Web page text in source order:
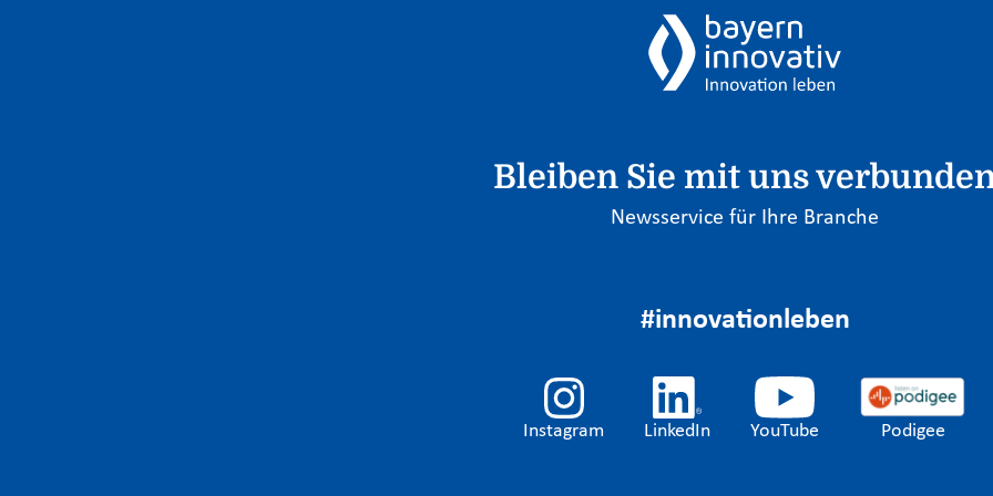
Bleiben Sie mit uns
Newsservice für Ihre Branche
#innovationleben
Instagram LinkedIn YouTube Podigee